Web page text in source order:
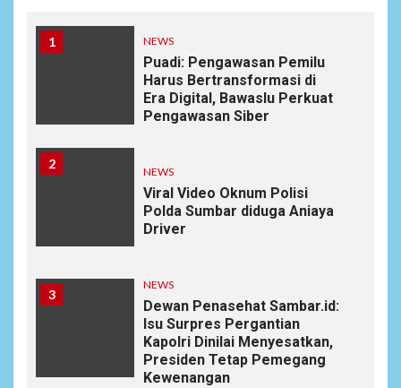
1 NEWS
Puadi: Pengawasan Pemilu
Harus Bertransformasi di
Era Digital, Bawaslu Perkuat
Pengawasan Siber
2
NEWS
Viral Video Oknum Polisi
Polda Sumbar diduga Aniaya
Driver
3
NEWS
Dewan Penasehat Sambar.id:
Isu Surpres Pergantian
Kapolri Dinilai Menyesatkan,
Presiden Tetap Pemegang
Kewenangan